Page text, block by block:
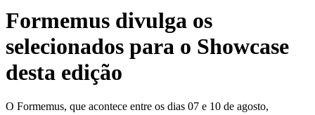
Formemus divulga os
selecionados para o Showcase
desta edição
O Formemus, que acontece entre os dias 07 e 10 de agosto,